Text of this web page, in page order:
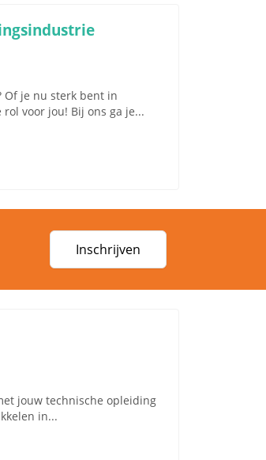
Of je nu sterk bent in
voor jou! Bij ons ga je...
Inschrijven
jouw technische opleiding
in...